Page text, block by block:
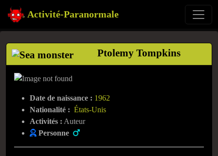
Activité-Paranormale
Ptolemy Tompkins
Date de naissance : 1962
Nationalité : États-Unis
Activités : Auteur
Personne